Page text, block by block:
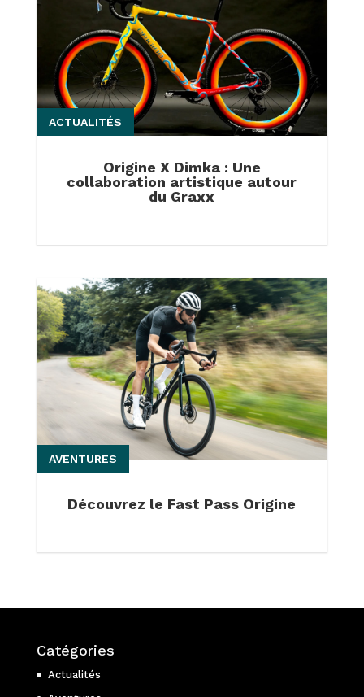
Origine X Dimka : Une
collaboration artistique autour
du Graxx
ACTUALITÉS
Découvrez le Fast Pass Origine
AVENTURES
Catégories
Actualités